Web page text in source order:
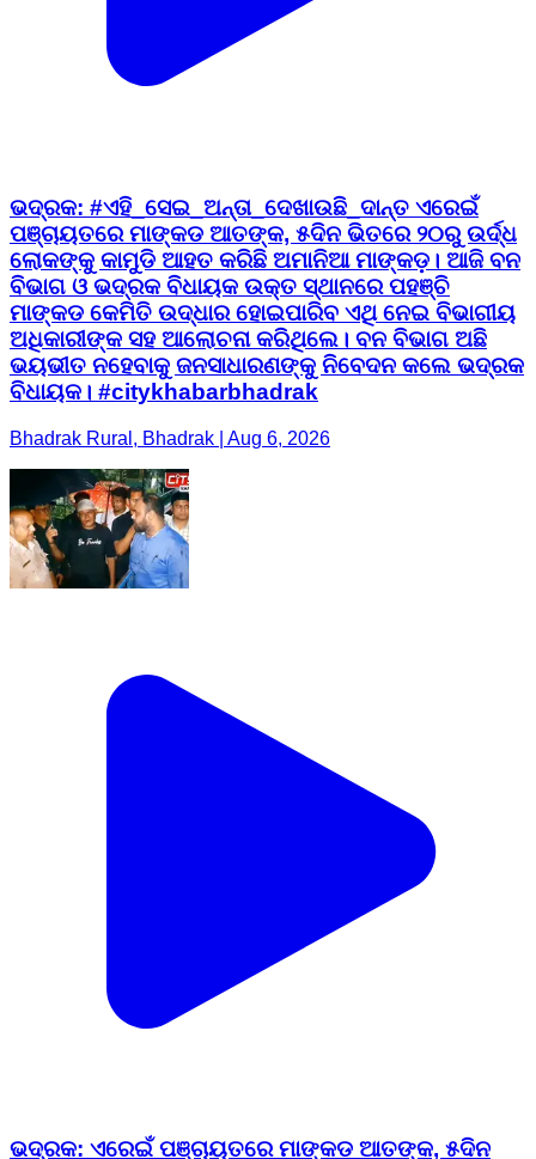
ଭଦ୍ରକ: #ଏହି_ସେଇ_ଅନ୍ତା_ଦେଖାଉଛି_ଦାନ୍ତ ଏରେଇଁ
ପଞ୍ଚାୟତରେ ମାଙ୍କଡ ଆତଙ୍କ, ୫ଦିନ ଭିତରେ ୨୦ରୁ ଉର୍ଦ୍ଧ
ଲୋକଙ୍କୁ କାମୁଡି ଆହତ କରିଛି ଅମାନିଆ ମାଙ୍କଡ଼। ଆଜି ବନ
ବିଭାଗ ଓ ଭଦ୍ରକ ବିଧାୟକ ଉକ୍ତ ସ୍ଥାନରେ ପହଞ୍ଚି
ମାଙ୍କଡ କେମିତି ଉଦ୍ଧାର ହୋଇପାରିବ ଏଥି ନେଇ ବିଭାଗୀୟ
ଅଧିକାରୀଙ୍କ ସହ ଆଲୋଚନା କରିଥିଲେ। ବନ ବିଭାଗ ଅଛି
ଭୟଭୀତ ନହେବାକୁ ଜନସାଧାରଣଙ୍କୁ ନିବେଦନ କଲେ ଭଦ୍ରକ
ବିଧାୟକ। #citykhabarbhadrak
Bhadrak Rural, Bhadrak | Aug 6, 2026
ଭଦ୍ରକ: ଏରେଇଁ ପଞ୍ଚାୟତରେ ମାଙ୍କଡ ଆତଙ୍କ, ୫ଦିନ